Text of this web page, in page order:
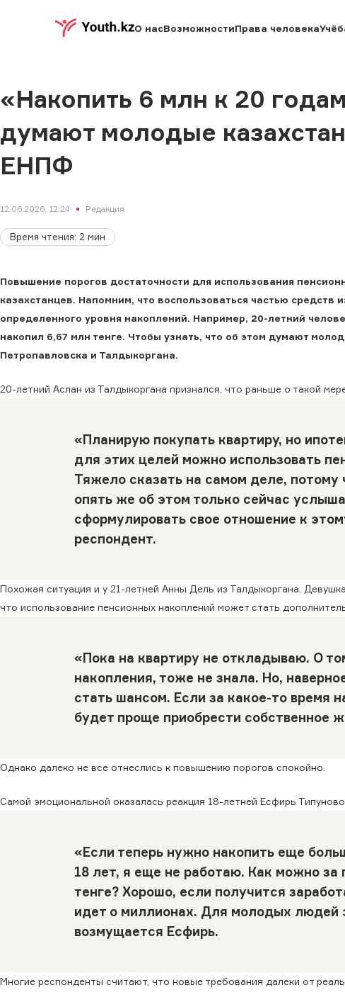
О насВозможностиПрава человека
«Накопить 6 млн к 20
думают молодые
ЕНПФ
12.06.2026, 12:24 Редакция
Время чтения: 2 мин
Повышение порогов достаточности для использования
казахстанцев. Напомним, что воспользоваться частью
определенного уровня накоплений. Например, 20-летний
накопил 6,67 млн тенге. Чтобы узнать, что об этом думают
Петропавловска и Талдыкоргана.
20-летний Аслан из Талдыкоргана признался, что раньше о такой
«Планирую покупать квартиру, но
для этих целей можно использовать
Тяжело сказать на самом деле, потому
опять же об этом только сейчас
сформулировать свое отношение к
респондент.
Похожая ситуация и у 21-летней Анны Дель из Талдыкоргана.
что использование пенсионных накоплений может стать
«Пока на квартиру не откладываю. О
накопления, тоже не знала. Но,
стать шансом. Если за какое-то время
будет проще приобрести собственное
Однако далеко не все отнеслись к повышению порогов спокойно.
Самой эмоциональной оказалась реакция 18-летней Есфирь
«Если теперь нужно накопить еще
18 лет, я еще не работаю. Как можно за
тенге? Хорошо, если получится
идет о миллионах. Для молодых людей
возмущается Есфирь.
Многие респонденты считают, что новые требования далеки от